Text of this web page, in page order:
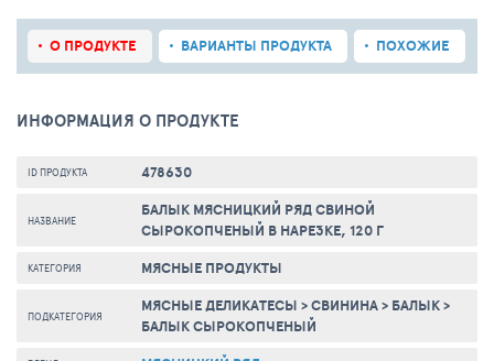
О ПРОДУКТЕ ВАРИАНТЫ ПРОДУКТА ПОХОЖИЕ
ИНФОРМАЦИЯ О ПРОДУКТЕ
ID ПРОДУКТА 478630
НАЗВАНИЕ
БАЛЫК МЯСНИЦКИЙ РЯД СВИНОЙ
СЫРОКОПЧЕНЫЙ В НАРЕЗКЕ, 120 Г
КАТЕГОРИЯ МЯСНЫЕ ПРОДУКТЫ
ПОДКАТЕГОРИЯ МЯСНЫЕ ДЕЛИКАТЕСЫ >СВИНИНА> БАЛЫК>
БАЛЫК СЫРОКОПЧЕНЫЙ